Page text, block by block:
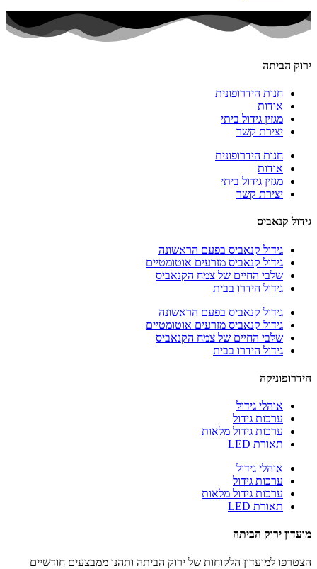
ירוק הביתה
חנות הידרופונית
אודות
מגזין גידול ביתי
יצירת קשר
חנות הידרופונית
אודות
מגזין גידול ביתי
יצירת קשר
גידול קנאביס
גידול קנאביס בפעם הראשונה
גידול קנאביס מזרעים אוטומטיים
שלבי החיים של צמח הקנאביס
גידול הידרו בבית
גידול קנאביס בפעם הראשונה
גידול קנאביס מזרעים אוטומטיים
שלבי החיים של צמח הקנאביס
גידול הידרו בבית
הידרופוניקה
אוהלי גידול
ערכות גידול
ערכות גידול מלאות
תאורת LED
אוהלי גידול
ערכות גידול
ערכות גידול מלאות
תאורת LED
מועדון ירוק הביתה
הצטרפו למועדון הלקוחות של ירוק הביתה ותהנו ממבצעים חודשיים